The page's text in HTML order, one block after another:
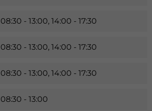
08:30 - 13:00, 14:00 - 17:30
08:30 - 13:00, 14:00 - 17:30
08:30 - 13:00, 14:00 - 17:30
08:30 - 13:00